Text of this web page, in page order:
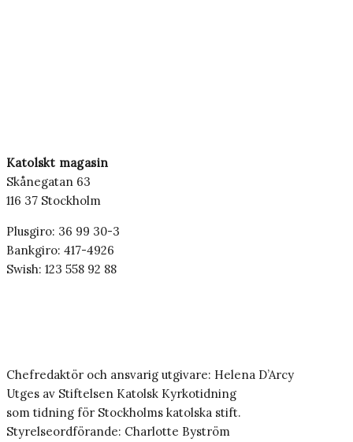
Katolskt magasin
Skånegatan 63
116 37 Stockholm
Plusgiro: 36 99 30-3
Bankgiro: 417-4926
Swish: 123 558 92 88
Chefredaktör och ansvarig utgivare: Helena D’Arcy
Utges av Stiftelsen Katolsk Kyrkotidning
som tidning för Stockholms katolska stift.
Styrelseordförande: Charlotte Byström